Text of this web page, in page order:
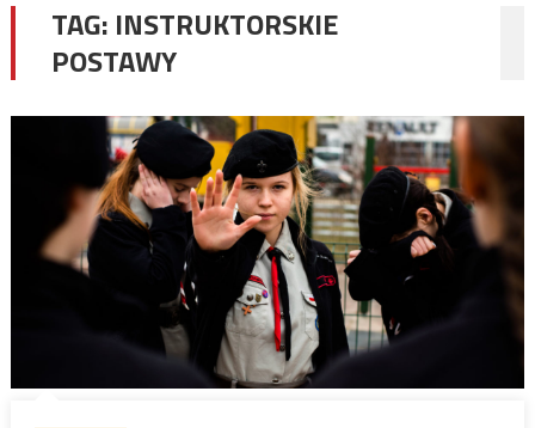
TAG: INSTRUKTORSKIE
POSTAWY